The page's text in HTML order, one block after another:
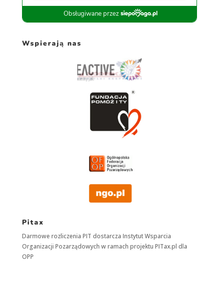
Wspierają nas
Pitax
Darmowe rozliczenia PIT dostarcza Instytut Wsparcia
Organizacji Pozarządowych w ramach projektu PITax.pl dla
OPP